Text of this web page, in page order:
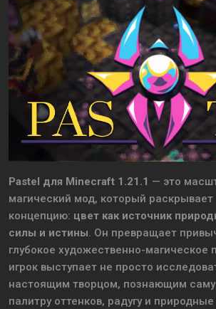
Pastel для Minecraft 1.21.1 — это
магический мод, который
концепцию: цвет как источник
силы и истины. Он превращает
глубокое художественно-магическое
игрок выступает не просто
настоящим творцом, познающим саму
палитру оттенков, радугу и